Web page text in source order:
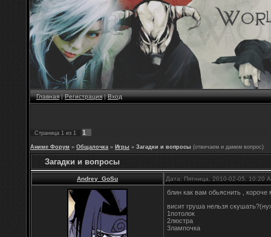
Главная|Регистрация|Вход
Страница 1 из 1 1
Аниме Форум » Общалочка » Игры » Загадки и вопросы (отвичаем и дамем вопрос)
Загадки и вопросы
Andrey_GoSu Дата: Пятница, 2010-02-05, 10:20
блин как вам обьяснить ,
висит груша нельзя
1потолок
2люстра
3лампочка